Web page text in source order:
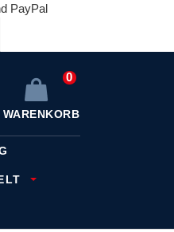
PayPal
0
WARENKORB